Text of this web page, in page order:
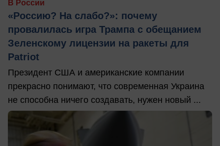
В России
«Россию? На слабо?»: почему
провалилась игра Трампа с обещанием
Зеленскому лицензии на ракеты для
Patriot
Президент США и американские компании
прекрасно понимают, что современная Украина
не способна ничего создавать, нужен новый ...